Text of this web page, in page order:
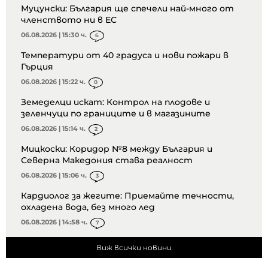
Муцунски: България ще спечели най-много от
членството ни в ЕС
06.08.2026 | 15:30 ч. 6
Температури от 40 градуса и нови пожари в
Гърция
06.08.2026 | 15:22 ч. 0
Земеделци искат: Контрол на плодове и
зеленчуци по границите и в магазините
06.08.2026 | 15:14 ч. 2
Мицкоски: Коридор №8 между България и
Северна Македония става реалност
06.08.2026 | 15:06 ч. 3
Кардиолог за жегите: Приемайте течности,
охладена вода, без много лед
06.08.2026 | 14:58 ч. 7
Виж всички новини